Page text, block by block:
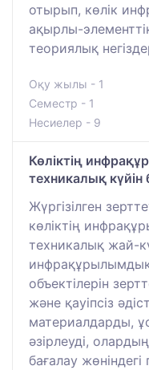
отырып, көлік
ақырлы-
теориялық
Оқу жылы - 1
Семестр - 1
Несиелер - 9
Көліктің
техникалық
Жүргізілген
көліктің
техникалық жай-
инфрақұрылымдық
объектілерін
және қауіпсіз
материалдарды,
әзірлеуді,
бағалау